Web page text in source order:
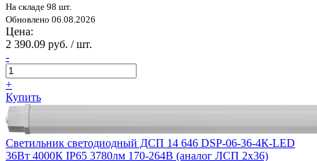
На складе 98 шт.
Обновлено 06.08.2026
Цена:
2 390.09 руб. / шт.
-
+
Купить
Светильник светодиодный ДСП 14 646 DSP-06-36-4К-LED
36Вт 4000К IP65 3780лм 170-264В (аналог ЛСП 2х36)